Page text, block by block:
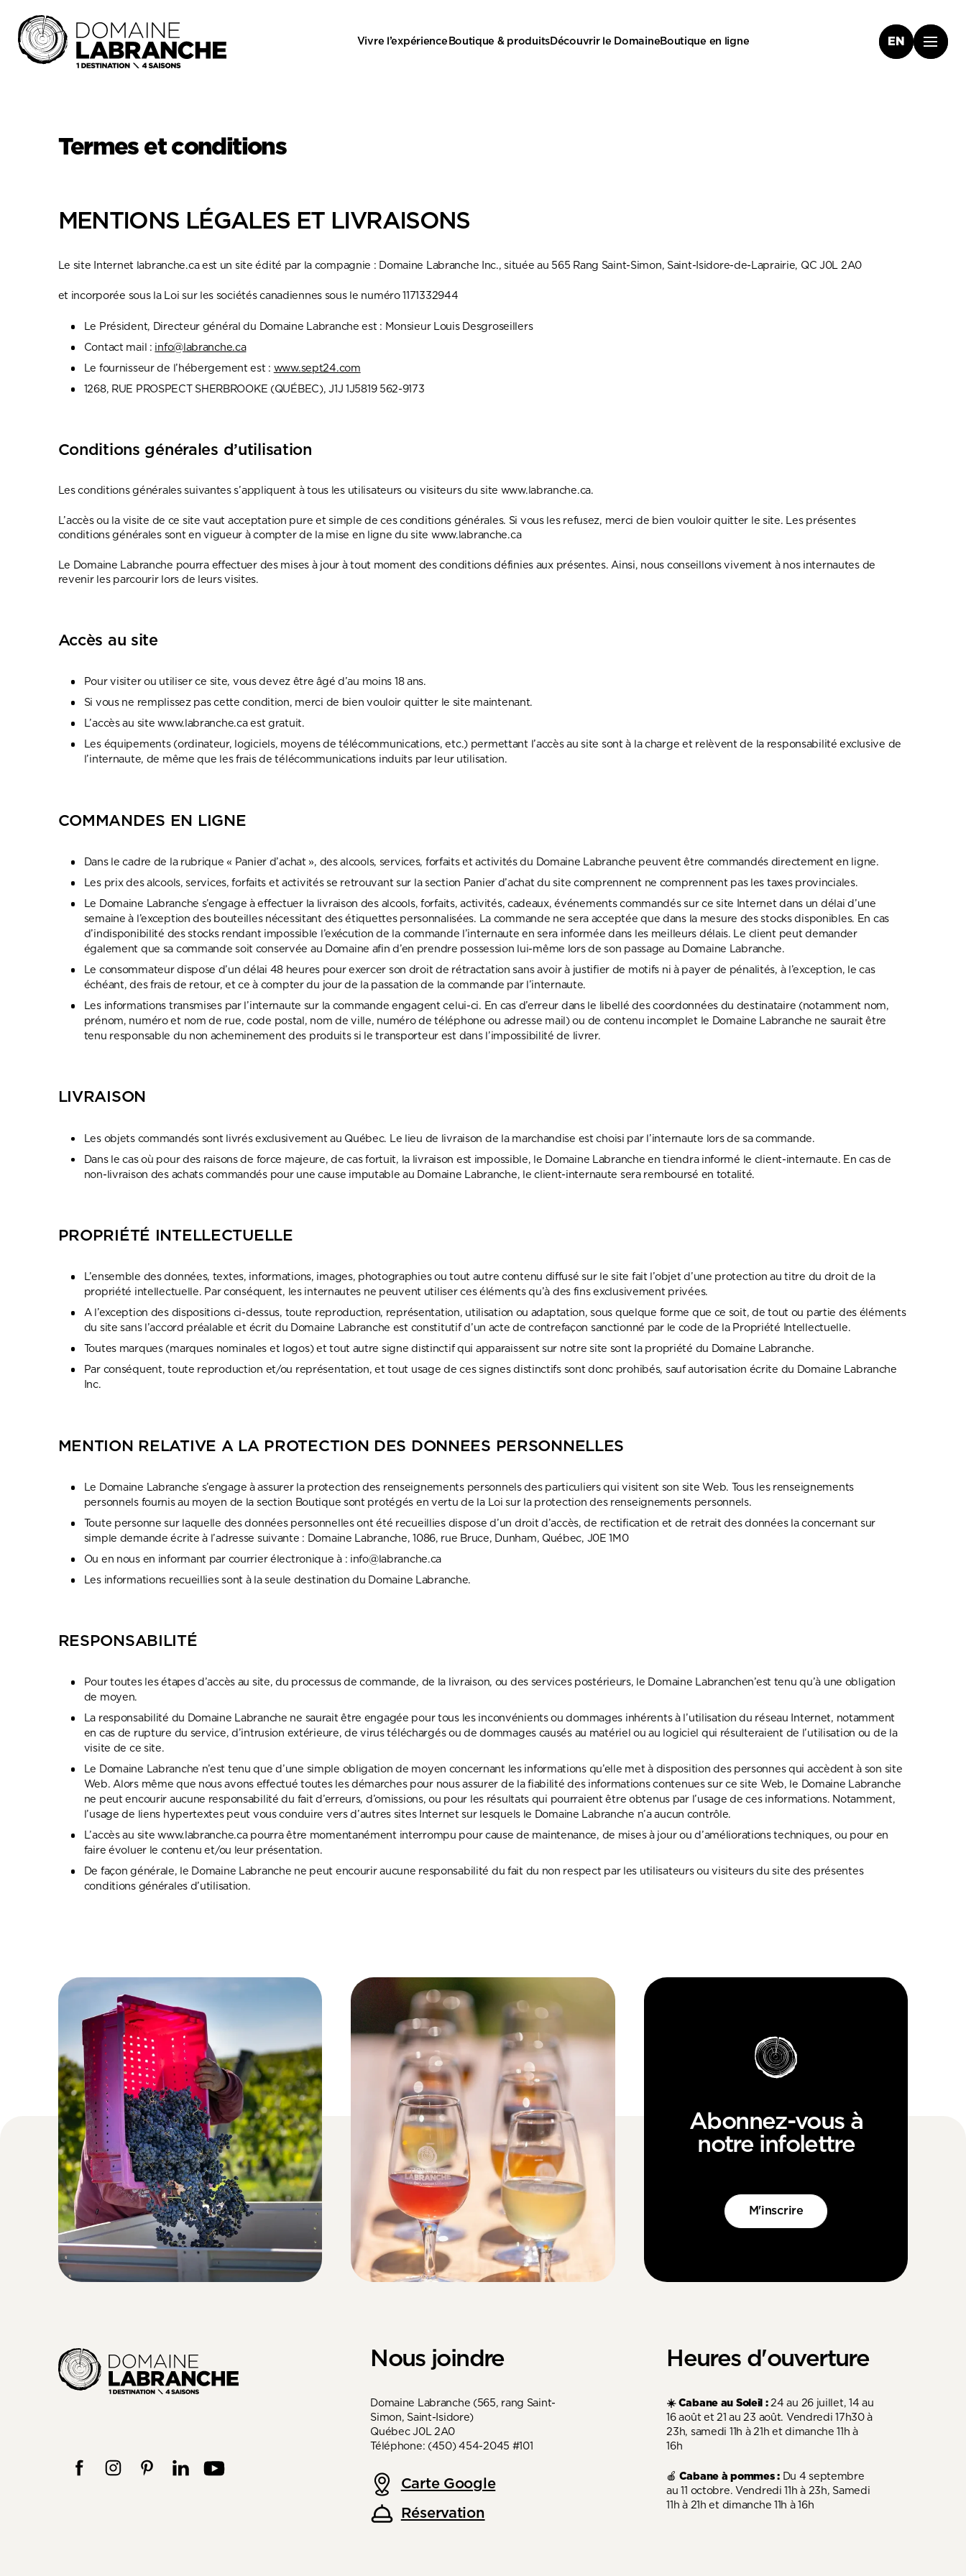
Vivre l’expérience Boutique & produits Découvrir le Domaine Boutique en ligne EN
Termes et conditions
MENTIONS LÉGALES ET LIVRAISONS
Le site Internet labranche.ca est un site édité par la compagnie : Domaine Labranche Inc., située au 565 Rang Saint-Simon, Saint-Isidore-de-Laprairie, QC J0L 2A0
et incorporée sous la Loi sur les sociétés canadiennes sous le numéro 1171332944
Le Président, Directeur général du Domaine Labranche est : Monsieur Louis Desgroseillers
Contact mail : info@labranche.ca
Le fournisseur de l’hébergement est : www.sept24.com
1268, RUE PROSPECT SHERBROOKE (QUÉBEC), J1J 1J5819 562-9173
Conditions générales d’utilisation
Les conditions générales suivantes s’appliquent à tous les utilisateurs ou visiteurs du site www.labranche.ca.
L’accès ou la visite de ce site vaut acceptation pure et simple de ces conditions générales. Si vous les refusez, merci de bien vouloir quitter le site. Les présentes
conditions générales sont en vigueur à compter de la mise en ligne du site www.labranche.ca
Le Domaine Labranche pourra effectuer des mises à jour à tout moment des conditions définies aux présentes. Ainsi, nous conseillons vivement à nos internautes de
revenir les parcourir lors de leurs visites.
Accès au site
Pour visiter ou utiliser ce site, vous devez être âgé d’au moins 18 ans.
Si vous ne remplissez pas cette condition, merci de bien vouloir quitter le site maintenant.
L’accès au site www.labranche.ca est gratuit.
Les équipements (ordinateur, logiciels, moyens de télécommunications, etc.) permettant l’accès au site sont à la charge et relèvent de la responsabilité exclusive de
l’internaute, de même que les frais de télécommunications induits par leur utilisation.
COMMANDES EN LIGNE
Dans le cadre de la rubrique « Panier d’achat », des alcools, services, forfaits et activités du Domaine Labranche peuvent être commandés directement en ligne.
Les prix des alcools, services, forfaits et activités se retrouvant sur la section Panier d’achat du site comprennent ne comprennent pas les taxes provinciales.
Le Domaine Labranche s’engage à effectuer la livraison des alcools, forfaits, activités, cadeaux, événements commandés sur ce site Internet dans un délai d’une
semaine à l’exception des bouteilles nécessitant des étiquettes personnalisées. La commande ne sera acceptée que dans la mesure des stocks disponibles. En cas
d’indisponibilité des stocks rendant impossible l’exécution de la commande l’internaute en sera informée dans les meilleurs délais. Le client peut demander
également que sa commande soit conservée au Domaine afin d’en prendre possession lui-même lors de son passage au Domaine Labranche.
Le consommateur dispose d’un délai 48 heures pour exercer son droit de rétractation sans avoir à justifier de motifs ni à payer de pénalités, à l’exception, le cas
échéant, des frais de retour, et ce à compter du jour de la passation de la commande par l’internaute.
Les informations transmises par l’internaute sur la commande engagent celui-ci. En cas d’erreur dans le libellé des coordonnées du destinataire (notamment nom,
prénom, numéro et nom de rue, code postal, nom de ville, numéro de téléphone ou adresse mail) ou de contenu incomplet le Domaine Labranche ne saurait être
tenu responsable du non acheminement des produits si le transporteur est dans l’impossibilité de livrer.
LIVRAISON
Les objets commandés sont livrés exclusivement au Québec. Le lieu de livraison de la marchandise est choisi par l’internaute lors de sa commande.
Dans le cas où pour des raisons de force majeure, de cas fortuit, la livraison est impossible, le Domaine Labranche en tiendra informé le client-internaute. En cas de
non-livraison des achats commandés pour une cause imputable au Domaine Labranche, le client-internaute sera remboursé en totalité.
PROPRIÉTÉ INTELLECTUELLE
L’ensemble des données, textes, informations, images, photographies ou tout autre contenu diffusé sur le site fait l’objet d’une protection au titre du droit de la
propriété intellectuelle. Par conséquent, les internautes ne peuvent utiliser ces éléments qu’à des fins exclusivement privées.
A l’exception des dispositions ci-dessus, toute reproduction, représentation, utilisation ou adaptation, sous quelque forme que ce soit, de tout ou partie des éléments
du site sans l’accord préalable et écrit du Domaine Labranche est constitutif d’un acte de contrefaçon sanctionné par le code de la Propriété Intellectuelle.
Toutes marques (marques nominales et logos) et tout autre signe distinctif qui apparaissent sur notre site sont la propriété du Domaine Labranche.
Par conséquent, toute reproduction et/ou représentation, et tout usage de ces signes distinctifs sont donc prohibés, sauf autorisation écrite du Domaine Labranche
Inc.
MENTION RELATIVE A LA PROTECTION DES DONNEES PERSONNELLES
Le Domaine Labranche s’engage à assurer la protection des renseignements personnels des particuliers qui visitent son site Web. Tous les renseignements
personnels fournis au moyen de la section Boutique sont protégés en vertu de la Loi sur la protection des renseignements personnels.
Toute personne sur laquelle des données personnelles ont été recueillies dispose d’un droit d’accès, de rectification et de retrait des données la concernant sur
simple demande écrite à l’adresse suivante : Domaine Labranche, 1086, rue Bruce, Dunham, Québec, J0E 1M0
Ou en nous en informant par courrier électronique à : info@labranche.ca
Les informations recueillies sont à la seule destination du Domaine Labranche.
RESPONSABILITÉ
Pour toutes les étapes d’accès au site, du processus de commande, de la livraison, ou des services postérieurs, le Domaine Labranchen’est tenu qu’à une obligation
de moyen.
La responsabilité du Domaine Labranche ne saurait être engagée pour tous les inconvénients ou dommages inhérents à l’utilisation du réseau Internet, notamment
en cas de rupture du service, d’intrusion extérieure, de virus téléchargés ou de dommages causés au matériel ou au logiciel qui résulteraient de l’utilisation ou de la
visite de ce site.
Le Domaine Labranche n’est tenu que d’une simple obligation de moyen concernant les informations qu’elle met à disposition des personnes qui accèdent à son site
Web. Alors même que nous avons effectué toutes les démarches pour nous assurer de la fiabilité des informations contenues sur ce site Web, le Domaine Labranche
ne peut encourir aucune responsabilité du fait d’erreurs, d’omissions, ou pour les résultats qui pourraient être obtenus par l’usage de ces informations. Notamment,
l’usage de liens hypertextes peut vous conduire vers d’autres sites Internet sur lesquels le Domaine Labranche n’a aucun contrôle.
L’accès au site www.labranche.ca pourra être momentanément interrompu pour cause de maintenance, de mises à jour ou d’améliorations techniques, ou pour en
faire évoluer le contenu et/ou leur présentation.
De façon générale, le Domaine Labranche ne peut encourir aucune responsabilité du fait du non respect par les utilisateurs ou visiteurs du site des présentes
conditions générales d’utilisation.
Abonnez-vous à
notre infolettre
M'inscrire
Nous joindre
Domaine Labranche (565, rang Saint-
Simon, Saint-Isidore)
Québec J0L 2A0
Téléphone: (450) 454-2045 #101
Carte Google
Réservation
Heures d'ouverture
☀️ Cabane au Soleil :24 au 26 juillet, 14 au
16 août et 21 au 23 août. Vendredi 17h30 à
23h, samedi 11h à 21h et dimanche 11h à
16h
🍎 Cabane à pommes :Du 4 septembre
au 11 octobre. Vendredi 11h à 23h, Samedi
11h à 21h et dimanche 11h à 16h